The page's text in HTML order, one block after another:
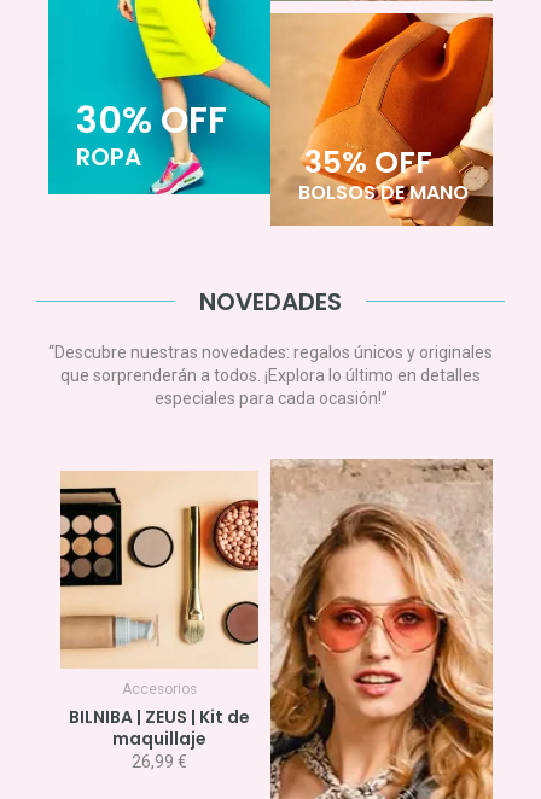
30% OFF
ROPA 35% OFF
BOLSOS DE MANO
NOVEDADES
“Descubre nuestras novedades: regalos únicos y originales
que sorprenderán a todos. ¡Explora lo último en detalles
especiales para cada ocasión!”
Accesorios
BILNIBA | ZEUS | Kit de
maquillaje
26,99 €